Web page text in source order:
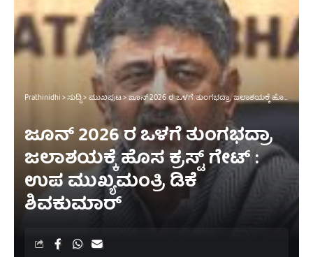
Prathinidhi>ಸುದ್ದಿ>ಮುಖಪುಟ>ಜೂನ್ 2026 ರ ಒಳಗೆ ತುಂಗಭದ್ರಾ ಜಲಾಶಯಕ್ಕೆ ಹೊಸ ಕ್ರಸ್ಟ್ ಗೇಟ್ : ಉಪ ಮುಖ್ಯಮಂತ್ರಿ ಡಿಕೆ ಶಿವಕುಮಾರ್
ಜೂನ್ 2026 ರ ಒಳಗೆ ತುಂಗಭದ್ರಾ
ಜಲಾಶಯಕ್ಕೆ ಹೊಸ ಕ್ರಸ್ಟ್ ಗೇಟ್ :
ಉಪ ಮುಖ್ಯಮಂತ್ರಿ ಡಿಕೆ
ಶಿವಕುಮಾರ್